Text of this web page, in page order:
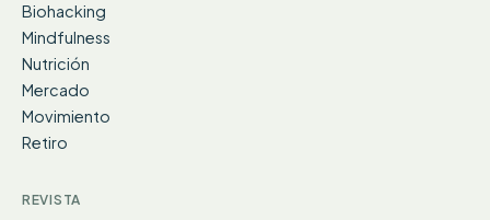
Biohacking
Mindfulness
Nutrición
Mercado
Movimiento
Retiro
REVISTA